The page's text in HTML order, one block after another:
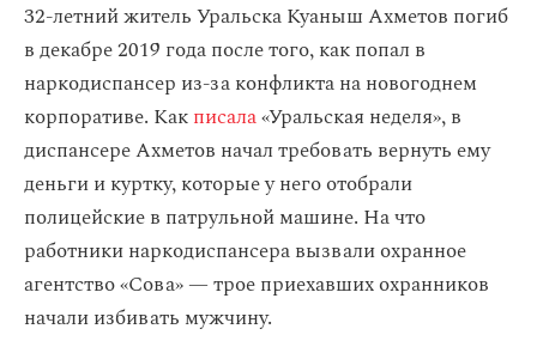
32-летний житель Уральска Куаныш Ахметов погиб
в декабре 2019 года после того, как попал в
наркодиспансер из-за конфликта на новогоднем
корпоративе. Какписала«Уральская неделя», в
диспансере Ахметов начал требовать вернуть ему
деньги и куртку, которые у него отобрали
полицейские в патрульной машине. На что
работники наркодиспансера вызвали охранное
агентство «Сова» — трое приехавших охранников
начали избивать мужчину.